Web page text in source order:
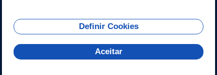
REDES SOCIAIS
Definir Cookies
Aceitar